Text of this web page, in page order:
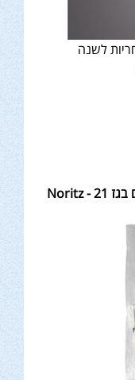
חיישן חוט תרמי חום גבוה למחמם מים בגז 21 - Noritz